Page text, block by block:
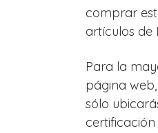
comprar
artículos de
Para la
página
sólo